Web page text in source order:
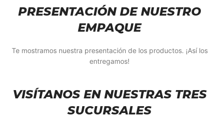
PRESENTACIÓN DE NUESTRO
EMPAQUE
Te mostramos nuestra presentación de los productos. ¡Así los
entregamos!
VISÍTANOS EN NUESTRAS TRES
SUCURSALES